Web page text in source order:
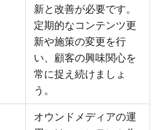
新と改善が必要です。
定期的なコンテンツ更
新や施策の変更を行
い、顧客の興味関心を
常に捉え続けましょ
う。
オウンドメディアの運